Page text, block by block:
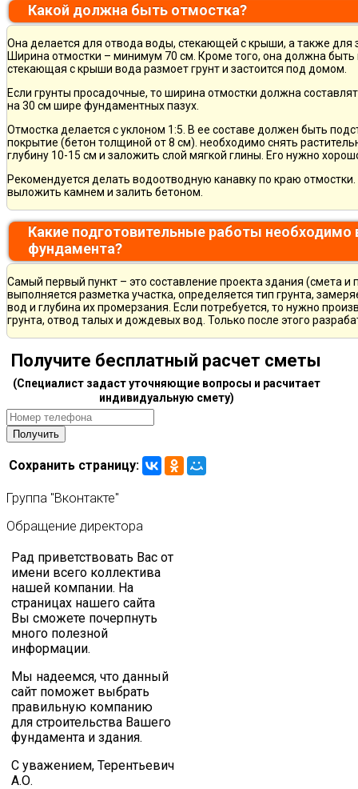
Какой должна быть отмостка?
Она делается для отвода воды, стекающей с крыши, а также для
Ширина отмостки – минимум 70 см. Кроме того, она должна быть
стекающая с крыши вода размоет грунт и застоится под домом.
Если грунты просадочные, то ширина отмостки должна
на 30 см шире фундаментных пазух.
Отмостка делается с уклоном 1:5. В ее составе должен быть
покрытие (бетон толщиной от 8 см). необходимо снять
глубину 10-15 см и заложить слой мягкой глины. Его нужно
Рекомендуется делать водоотводную канавку по краю
выложить камнем и залить бетоном.
Какие подготовительные работы необходимо
фундамента?
Самый первый пункт – это составление проекта здания (смета
выполняется разметка участка, определяется тип грунта,
вод и глубина их промерзания. Если потребуется, то нужно
грунта, отвод талых и дождевых вод. Только после этого
Получите бесплатный расчет сметы
(Специалист задаст уточняющие вопросы и расчитает
индивидуальную смету)
Сохранить страницу:
Группа "Вконтакте"
Обращение директора
Рад приветствовать Вас от
имени всего коллектива
нашей компании. На
страницах нашего сайта
Вы сможете почерпнуть
много полезной
информации.
Мы надеемся, что данный
сайт поможет выбрать
правильную компанию
для строительства Вашего
фундамента и здания.
С уважением, Терентьевич
А.О.